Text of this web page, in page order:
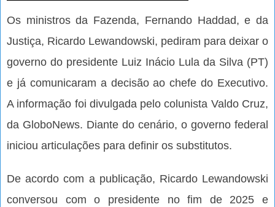
Os ministros da Fazenda, Fernando Haddad, e da
Justiça, Ricardo Lewandowski, pediram para deixar o
governo do presidente Luiz Inácio Lula da Silva (PT)
e já comunicaram a decisão ao chefe do Executivo.
A informação foi divulgada pelo colunista Valdo Cruz,
da GloboNews. Diante do cenário, o governo federal
iniciou articulações para definir os substitutos.
De acordo com a publicação, Ricardo Lewandowski
conversou com o presidente no fim de 2025 e